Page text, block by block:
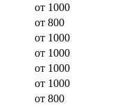
от 1000
от 800
от 1000
от 1000
от 1000
от 1000
от 800